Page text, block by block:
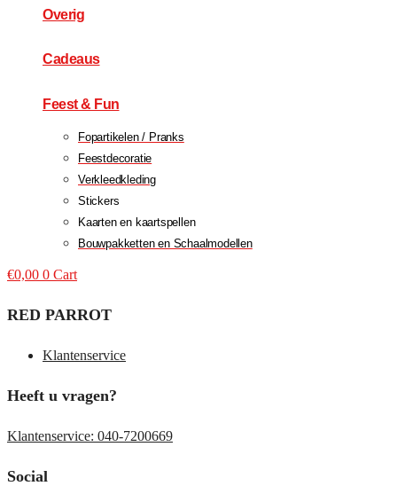
Overig
Cadeaus
Feest & Fun
Fopartikelen / Pranks
Feestdecoratie
Verkleedkleding
Stickers
Kaarten en kaartspellen
Bouwpakketten en Schaalmodellen
€0,00 0 Cart
RED PARROT
Klantenservice
Heeft u vragen?
Klantenservice: 040-7200669
Social